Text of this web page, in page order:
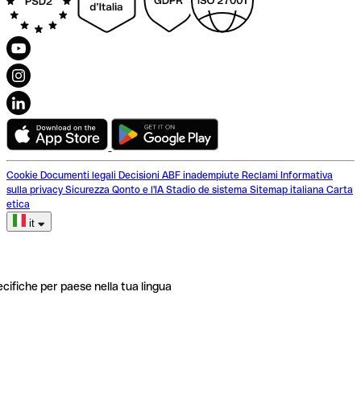
Cookie Documenti legali Decisioni ABF inadempiute Reclami Informativa
sulla privacy Sicurezza Qonto e l'IA Stadio de sistema Sitemap italiana Carta
etica
it
per paese nella tua lingua